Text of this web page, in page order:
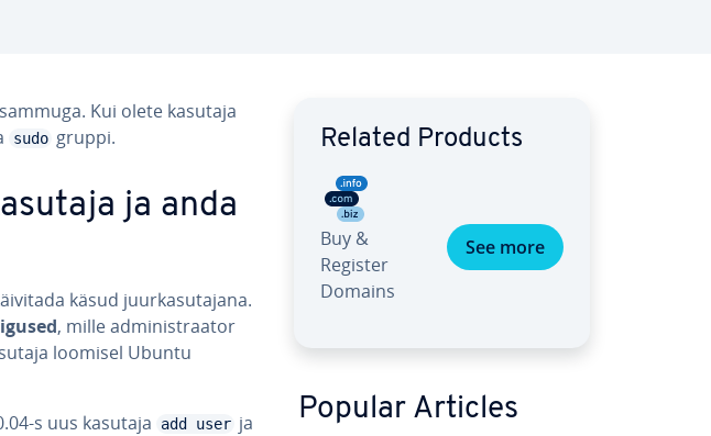
Kui olete kasutaja
sudo gruppi.
ja anda
käsud juur­ka­su­ta­jana.
, mille ad­mi­nist­raa­tor
loomisel Ubuntu
s uus kasutaja
add user ja
Related Products
Buy &
Register
Domains
See more
Popular Articles